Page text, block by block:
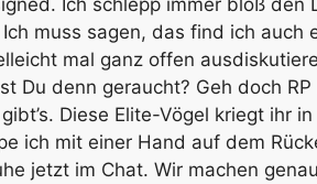
muss sagen, das find ich auch
mal ganz offen
Du denn geraucht? Geh doch RP
Diese Elite-Vögel kriegt ihr
ich mit einer Hand auf dem
jetzt im Chat. Wir machen